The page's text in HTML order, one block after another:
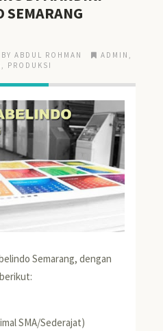
SEMARANG
ABDUL ROHMAN ADMIN
PRODUKSI
Semarang, dengan
SMA/Sederajat)